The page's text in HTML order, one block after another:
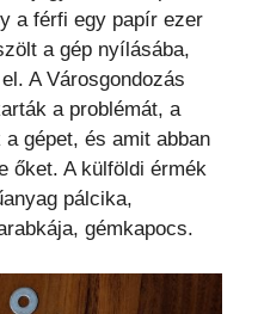
a férfi egy papír ezer
a gép nyílásába,
A Városgondozás
a problémát, a
gépet, és amit abban
őket. A külföldi érmék
pálcika,
gémkapocs.